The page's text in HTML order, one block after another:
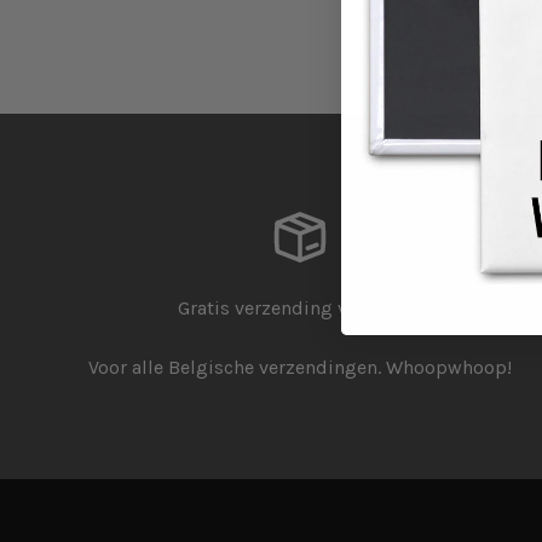
Gratis verzending vanaf €69
Voor alle Belgische verzendingen. Whoopwhoop!